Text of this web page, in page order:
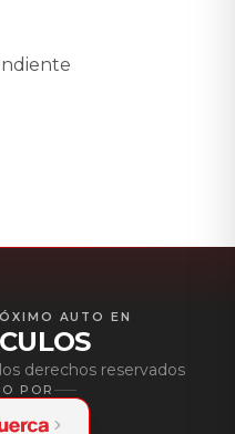
AUTO EN
derechos reservados
POR